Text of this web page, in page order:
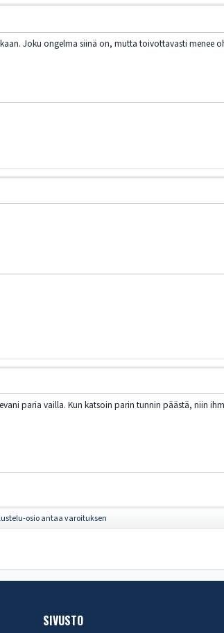
Joku ongelma siinä on, mutta toivottavasti menee
paria vailla. Kun katsoin parin tunnin päästä, niin
osio antaa varoituksen
SIVUSTO